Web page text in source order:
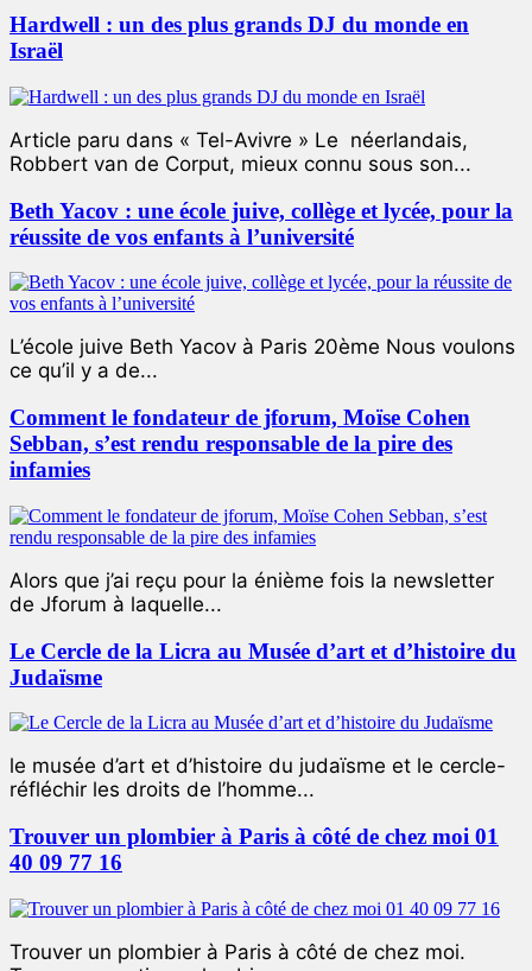
Hardwell : un des plus grands DJ du monde en
Israël
Article paru dans « Tel-Avivre » Le néerlandais,
Robbert van de Corput, mieux connu sous son...
Beth Yacov : une école juive, collège et lycée, pour la
réussite de vos enfants à l’université
L’école juive Beth Yacov à Paris 20ème Nous voulons
ce qu’il y a de...
Comment le fondateur de jforum, Moïse Cohen
Sebban, s’est rendu responsable de la pire des
infamies
Alors que j’ai reçu pour la énième fois la newsletter
de Jforum à laquelle...
Le Cercle de la Licra au Musée d’art et d’histoire du
Judaïsme
le musée d’art et d’histoire du judaïsme et le cercle-
réfléchir les droits de l’homme...
Trouver un plombier à Paris à côté de chez moi 01
40 09 77 16
Trouver un plombier à Paris à côté de chez moi.